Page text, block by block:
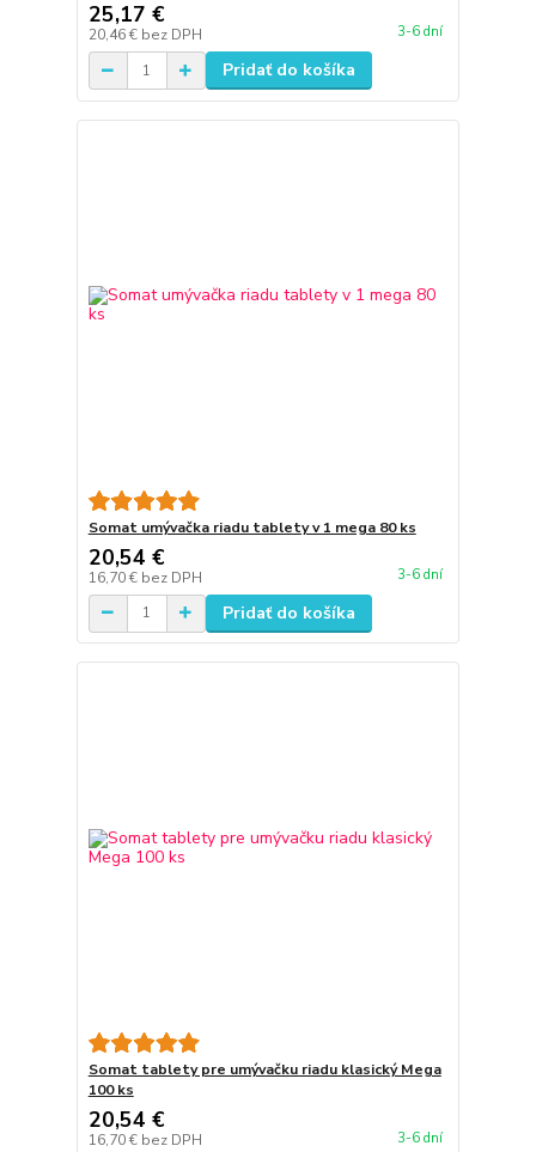
25,17 €
20,46 € bez DPH 3-6 dní
Pridať do košíka
Somat umývačka riadu tablety v 1 mega 80 ks
20,54 €
16,70 € bez DPH 3-6 dní
Pridať do košíka
Somat tablety pre umývačku riadu klasický Mega
100 ks
20,54 €
16,70 € bez DPH 3-6 dní